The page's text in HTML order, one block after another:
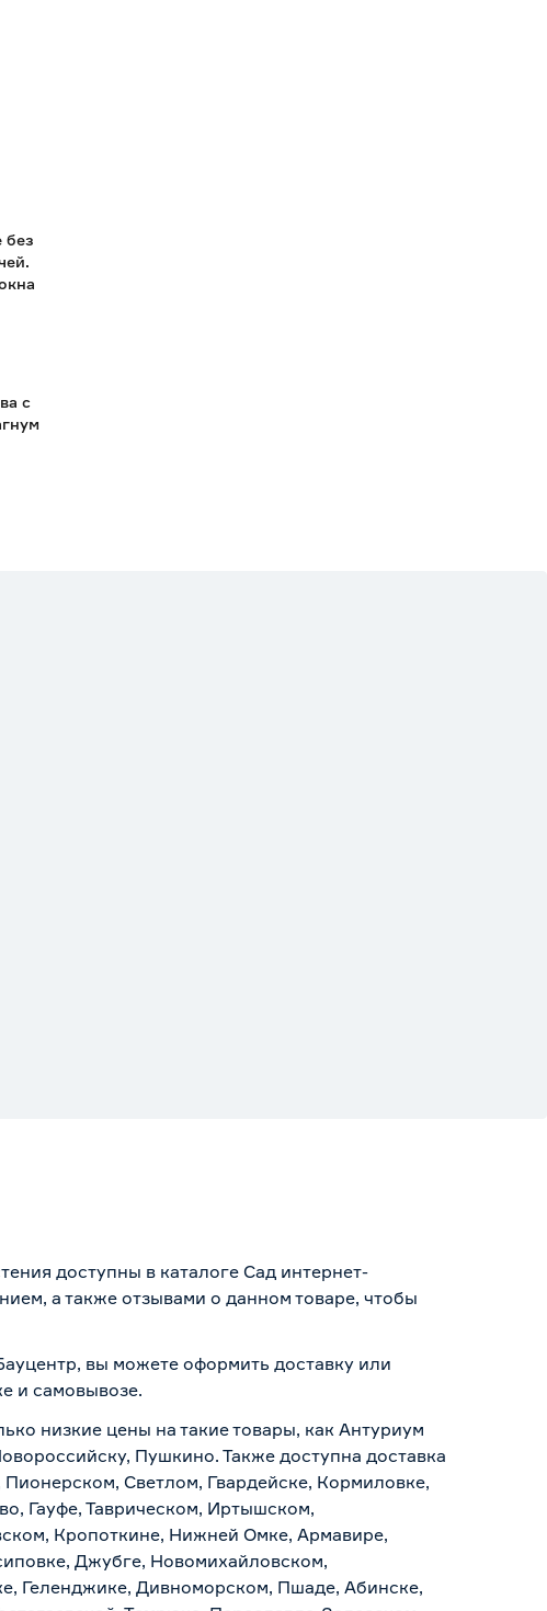
без
с
доступны в каталоге Сад интернет-
а также отзывами о данном товаре, чтобы
вы можете оформить доставку или
и самовывозе.
низкие цены на такие товары, как Антуриум
Пушкино. Также доступна доставка
Пионерском, Светлом, Гвардейске, Кормиловке,
Гауфе, Таврическом, Иртышском,
Кропоткине, Нижней Омке, Армавире,
Джубге, Новомихайловском,
Геленджике, Дивноморском, Пшаде, Абинске,